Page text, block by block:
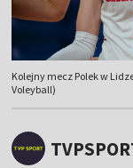
Kolejny mecz Polek w
Voleyball)